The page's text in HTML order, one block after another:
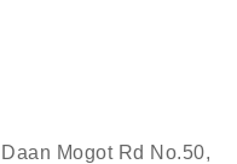
Daan Mogot Rd No.50,